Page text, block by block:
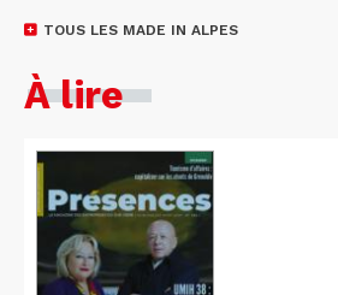
TOUS LES MADE IN ALPES
À lire